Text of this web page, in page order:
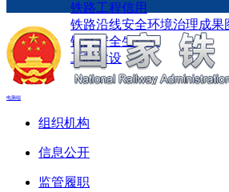
铁路工程信用
铁路沿线安全环境治理成果
铁路安全生产月
工程建设
电脑端
组织机构
信息公开
监管履职